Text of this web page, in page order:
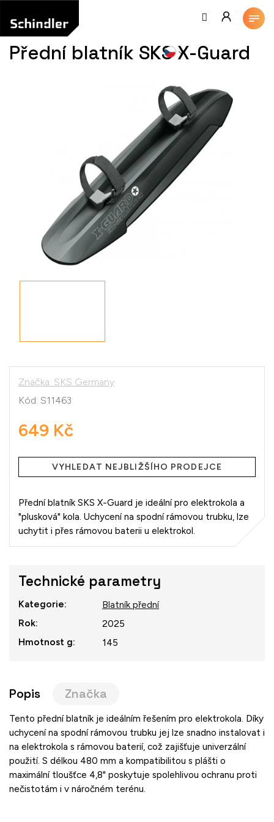
obsah
Přední blatník SKS X-Guard
Značka: SKS Germany
Kód: S11463
649 Kč
cena:
VYHLEDAT NEJBLIŽŠÍHO PRODEJCE
Přední blatník SKS X-Guard je ideální pro elektrokola a
"plusková" kola. Uchycení na spodní rámovou trubku, lze
uchytit i přes rámovou baterii u elektrokol.
Technické parametry
Kategorie:
Blatník přední
Rok:
2025
Hmotnost g: 145
Popis Značka
Tento přední blatník je ideálním řešením pro elektrokola. Díky
uchycení na spodní rámovou trubku jej lze snadno instalovat i
na elektrokola s rámovou baterií, což zajišťuje univerzální
použití. S délkou 480 mm a kompatibilitou s plášti o
maximální tloušťce 4,8" poskytuje spolehlivou ochranu proti
nečistotám i v náročném terénu.